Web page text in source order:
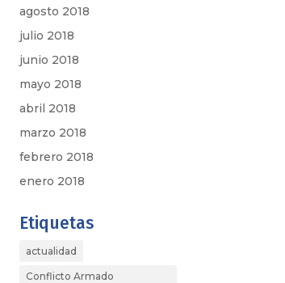
agosto 2018
julio 2018
junio 2018
mayo 2018
abril 2018
marzo 2018
febrero 2018
enero 2018
Etiquetas
actualidad
Conflicto Armado